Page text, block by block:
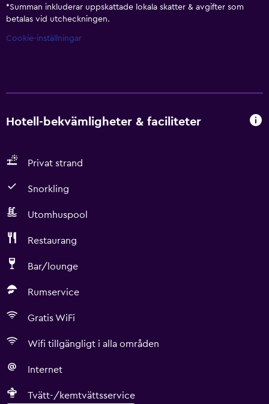
*Summan inkluderar uppskattade lokala skatter & avgifter som
betalas vid utcheckningen.
Cookie-inställningar
Hotell-bekvämligheter & faciliteter
Privat strand
Snorkling
Utomhuspool
Restaurang
Bar/lounge
Rumservice
Gratis WiFi
Wifi tillgängligt i alla områden
Internet
Tvätt-/kemtvättsservice